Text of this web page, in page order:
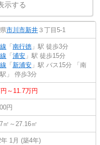
示する
市川市新井 ３丁目5-1
「 南行徳 」駅 徒歩3分
「 浦安 」駅 徒歩15分
「 新浦安 」駅 バス15分 「南
」 停歩3分
～11.7万円
円
㎡～27.16㎡
1月 (築4年)